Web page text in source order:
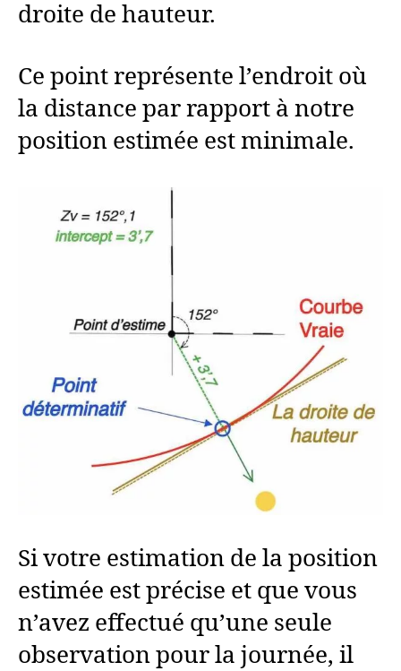
droite de hauteur.
Ce point représente l’endroit où
la distance par rapport à notre
position estimée est minimale.
Si votre estimation de la position
estimée est précise et que vous
n’avez effectué qu’une seule
observation pour la journée, il